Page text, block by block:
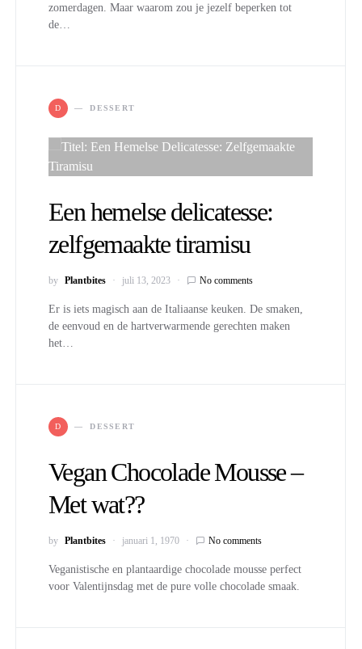
zomerdagen. Maar waarom zou je jezelf beperken tot
de…
D DESSERT
Een hemelse delicatesse:
zelfgemaakte tiramisu
by Plantbites juli 13, 2023 No comments
Er is iets magisch aan de Italiaanse keuken. De smaken,
de eenvoud en de hartverwarmende gerechten maken
het…
D DESSERT
Vegan Chocolade Mousse –
Met wat??
by Plantbites januari 1, 1970 No comments
Veganistische en plantaardige chocolade mousse perfect
voor Valentijnsdag met de pure volle chocolade smaak.